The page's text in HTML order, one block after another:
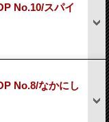
No.10/スパイ
No.8/なかにし